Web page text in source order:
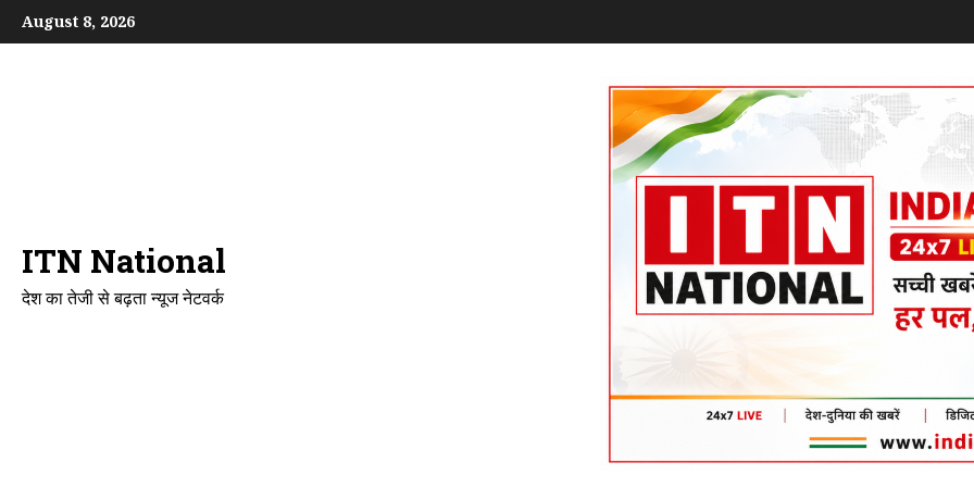
Skip
to
August 8, 2026
ITN National
देश का तेजी से बढ़ता न्यूज नेटवर्क